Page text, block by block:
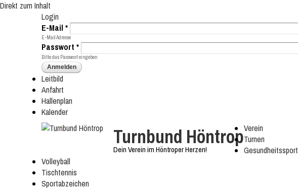
Direkt zum Inhalt
Login
E-Mail *
E-Mail Adresse
Passwort *
Bitte das Passwort eingeben
Leitbild
Anfahrt
Hallenplan
Kalender
Turnbund Höntrop
Dein Verein im Höntroper Herzen!
Verein
Turnen
Gesundheitssport
Volleyball
Tischtennis
Sportabzeichen